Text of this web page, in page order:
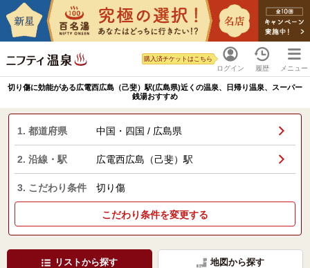
ログイン
購入済チケットはこちら
履歴 メニュー
切り傷に効能がある広電西広島（己斐）駅(広島県)近くの温泉、日帰り温泉、スーパー
銭湯おすすめ
1. 都道府県 中国・四国 / 広島県
2. 沿線・駅 広電西広島（己斐）駅
3. こだわり条件 切り傷
こだわり条件を変更する
リストから探す 地図から探す